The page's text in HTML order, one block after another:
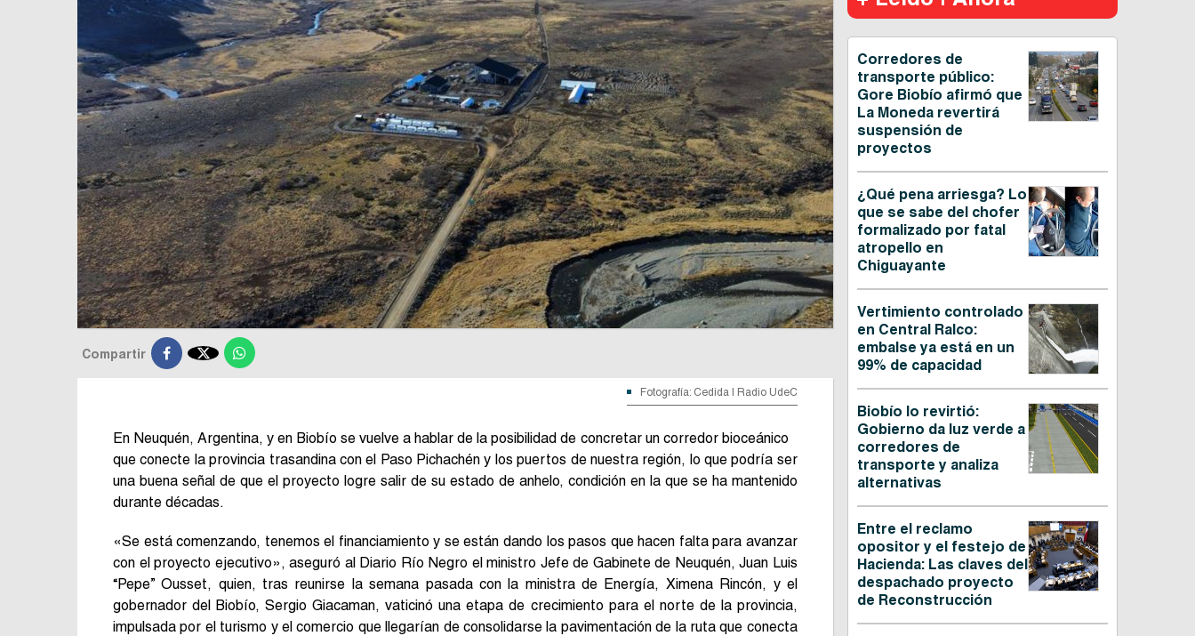
Compartir 
Fotografía: Cedida | Radio UdeC
En Neuquén, Argentina, y en Biobío se vuelve a hablar de la posibilidad de concretar un corredor bioceánico
que conecte la provincia trasandina con el Paso Pichachén y los puertos de nuestra región, lo que podría ser
una buena señal de que el proyecto logre salir de su estado de anhelo, condición en la que se ha mantenido
durante décadas.
«Se está comenzando, tenemos el financiamiento y se están dando los pasos que hacen falta para avanzar
con el proyecto ejecutivo», aseguró al Diario Río Negro el ministro Jefe de Gabinete de Neuquén, Juan Luis
“Pepe” Ousset, quien, tras reunirse la semana pasada con la ministra de Energía, Ximena Rincón, y el
gobernador del Biobío, Sergio Giacaman, vaticinó una etapa de crecimiento para el norte de la provincia,
impulsada por el turismo y el comercio que llegarían de consolidarse la pavimentación de la ruta que conecta
Corredores de
transporte público:
Gore Biobío afirmó que
La Moneda revertirá
suspensión de
proyectos
¿Qué pena arriesga? Lo
que se sabe del chofer
formalizado por fatal
atropello en
Chiguayante
Vertimiento controlado
en Central Ralco:
embalse ya está en un
99% de capacidad
Biobío lo revirtió:
Gobierno da luz verde a
corredores de
transporte y analiza
alternativas
Entre el reclamo
opositor y el festejo de
Hacienda: Las claves del
despachado proyecto
de Reconstrucción